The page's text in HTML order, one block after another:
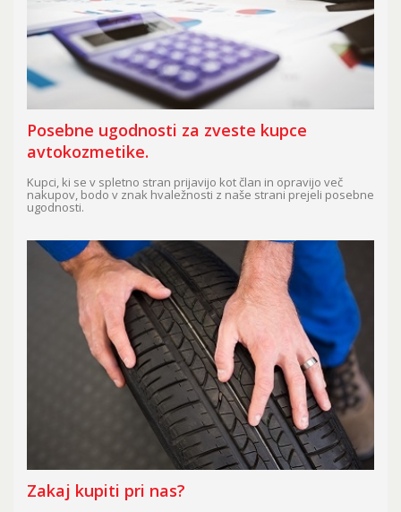
Posebne ugodnosti za zveste kupce
avtokozmetike.
Kupci, ki se v spletno stran prijavijo kot član in opravijo več
nakupov, bodo v znak hvaležnosti z naše strani prejeli posebne
ugodnosti.
Zakaj kupiti pri nas?